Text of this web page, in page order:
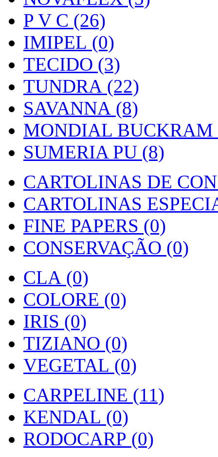
P V C (26)
IMIPEL (0)
TECIDO (3)
TUNDRA (22)
SAVANNA (8)
MONDIAL BUCKRAM
SUMERIA PU (8)
CARTOLINAS DE
CARTOLINAS
FINE PAPERS (0)
CONSERVAÇÃO (0)
CLA (0)
COLORE (0)
IRIS (0)
TIZIANO (0)
VEGETAL (0)
CARPELINE (11)
KENDAL (0)
RODOCARP (0)